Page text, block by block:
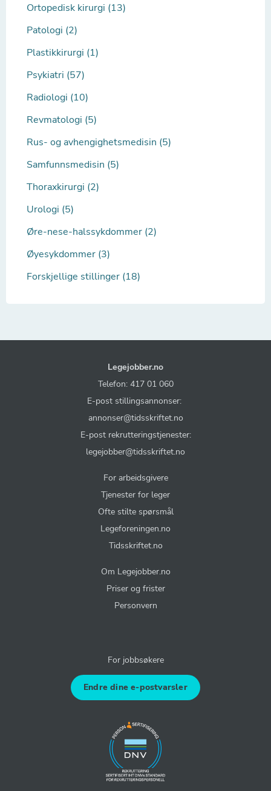
Ortopedisk kirurgi (13)
Patologi (2)
Plastikkirurgi (1)
Psykiatri (57)
Radiologi (10)
Revmatologi (5)
Rus- og avhengighetsmedisin (5)
Samfunnsmedisin (5)
Thoraxkirurgi (2)
Urologi (5)
Øre-nese-halssykdommer (2)
Øyesykdommer (3)
Forskjellige stillinger (18)
Legejobber.no
Telefon: 417 01 060
E-post stillingsannonser:
annonser@tidsskriftet.no
E-post rekrutteringstjenester:
legejobber@tidsskriftet.no
For arbeidsgivere
Tjenester for leger
Ofte stilte spørsmål
Legeforeningen.no
Tidsskriftet.no
Om Legejobber.no
Priser og frister
Personvern
For jobbsøkere
Endre dine e-postvarsler